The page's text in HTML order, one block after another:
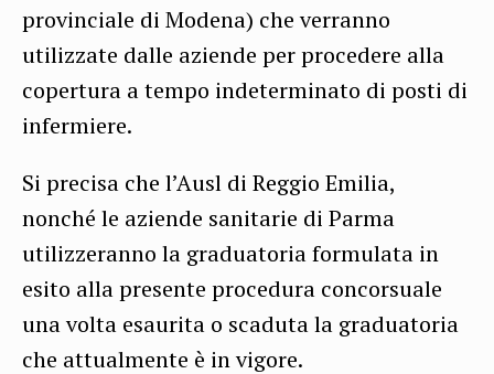
provinciale di Modena) che verranno
utilizzate dalle aziende per procedere alla
copertura a tempo indeterminato di posti di
infermiere.
Si precisa che l’Ausl di Reggio Emilia,
nonché le aziende sanitarie di Parma
utilizzeranno la graduatoria formulata in
esito alla presente procedura concorsuale
una volta esaurita o scaduta la graduatoria
che attualmente è in vigore.